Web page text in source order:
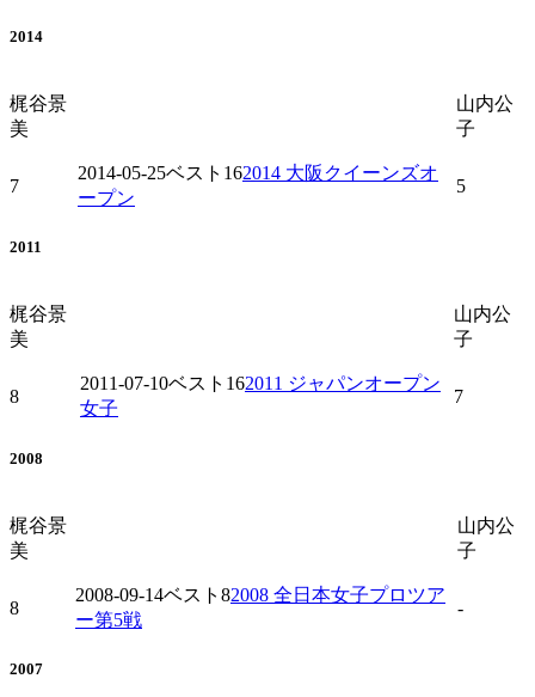
2014
梶谷景
美
山内公
子
7
2014-05-25ベスト162014 大阪クイーンズオ
ープン
5
2011
梶谷景
美
山内公
子
8
2011-07-10ベスト162011 ジャパンオープン
女子
7
2008
梶谷景
美
山内公
子
8
2008-09-14ベスト82008 全日本女子プロツア
ー第5戦
-
2007